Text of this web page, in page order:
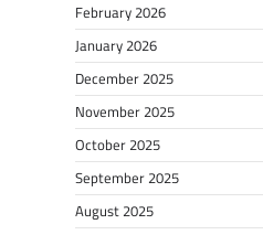
February 2026
January 2026
December 2025
November 2025
October 2025
September 2025
August 2025